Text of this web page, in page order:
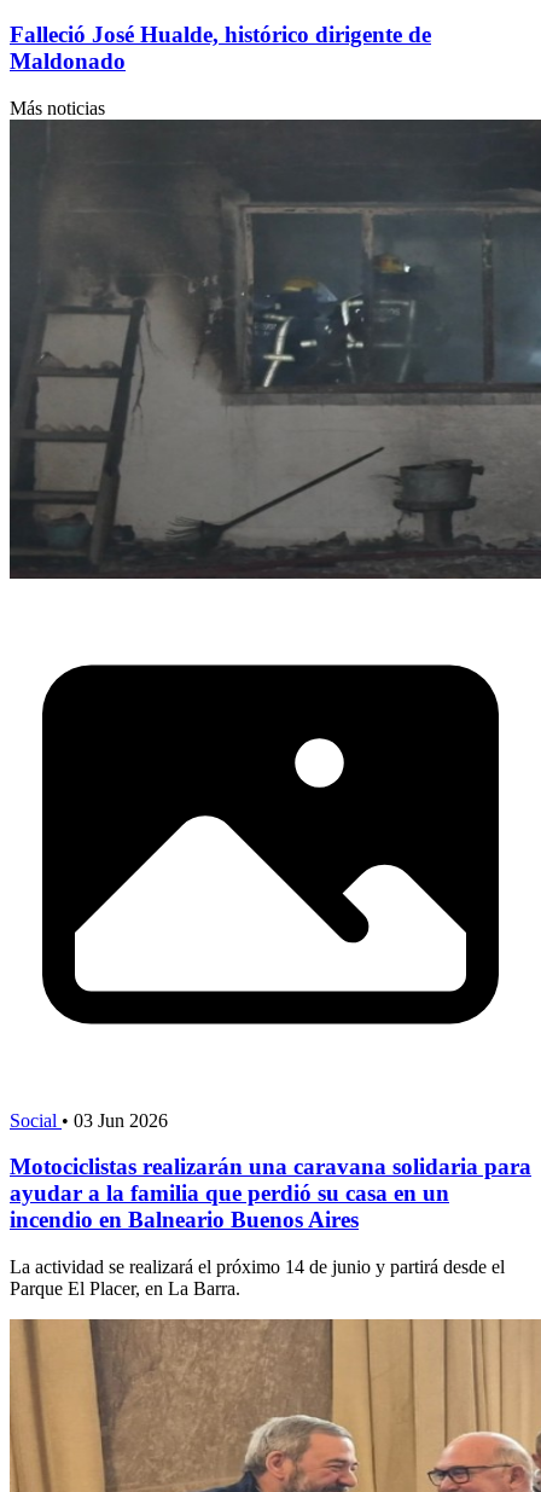
Falleció José Hualde, histórico dirigente de
Maldonado
Más noticias
Social • 03 Jun 2026
Motociclistas realizarán una caravana solidaria para
ayudar a la familia que perdió su casa en un
incendio en Balneario Buenos Aires
La actividad se realizará el próximo 14 de junio y partirá desde el
Parque El Placer, en La Barra.